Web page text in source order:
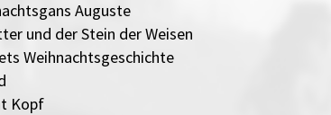
Auguste
und der Stein der Weisen
Weihnachtsgeschichte
Kopf